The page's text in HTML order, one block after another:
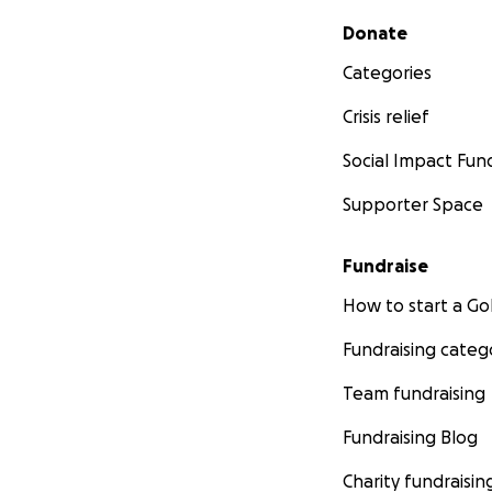
Secondary menu
Donate
Categories
Crisis relief
Social Impact
Supporter Space
Fundraise
How to start a
Fundraising
Team fundraising
Fundraising Blog
Charity